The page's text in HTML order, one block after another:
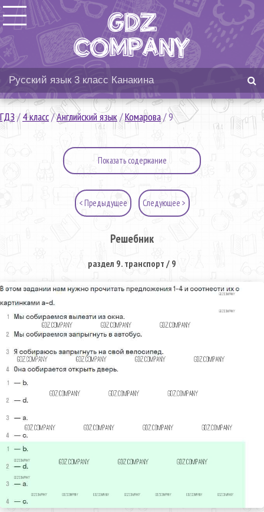
ГДЗ/4 класс/Английский язык/Комарова/9
Показать содержание
< Предыдущее Следующее >
Решебник
раздел 9. транспорт / 9